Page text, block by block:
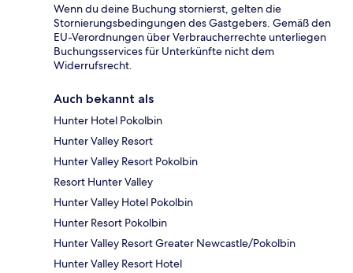
Wenn du deine Buchung stornierst, gelten die
Stornierungsbedingungen des Gastgebers. Gemäß den
EU-Verordnungen über Verbraucherrechte unterliegen
Buchungsservices für Unterkünfte nicht dem
Widerrufsrecht.
Auch bekannt als
Hunter Hotel Pokolbin
Hunter Valley Resort
Hunter Valley Resort Pokolbin
Resort Hunter Valley
Hunter Valley Hotel Pokolbin
Hunter Resort Pokolbin
Hunter Valley Resort Greater Newcastle/Pokolbin
Hunter Valley Resort Hotel